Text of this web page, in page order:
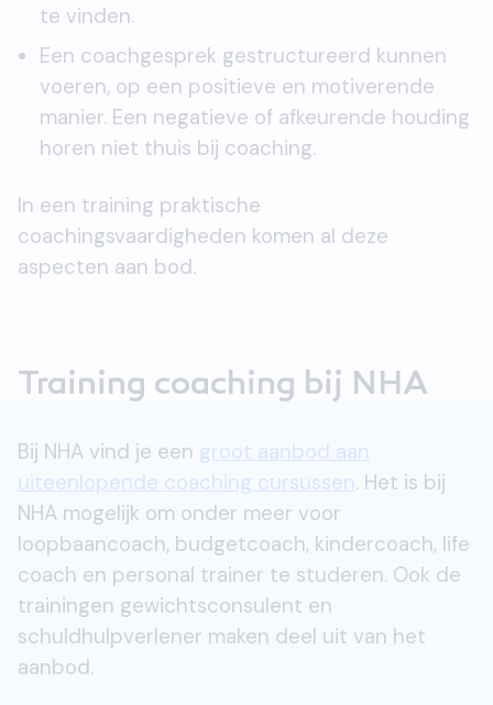
te vinden.
Een coachgesprek gestructureerd kunnen
voeren, op een positieve en motiverende
manier. Een negatieve of afkeurende houding
horen niet thuis bij coaching.
In een training praktische
coachingsvaardigheden komen al deze
aspecten aan bod.
Training coaching bij NHA
Bij NHA vind je een groot aanbod aan
uiteenlopende coaching cursussen. Het is bij
NHA mogelijk om onder meer voor
loopbaancoach, budgetcoach, kindercoach, life
coach en personal trainer te studeren. Ook de
trainingen gewichtsconsulent en
schuldhulpverlener maken deel uit van het
aanbod.